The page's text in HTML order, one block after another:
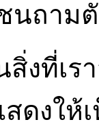
นถาม
สิ่งที่เ
ดงให้